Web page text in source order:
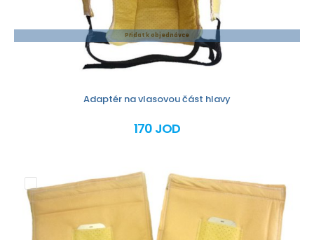
Přidat k objednávce
Adaptér na vlasovou část hlavy
170 JOD